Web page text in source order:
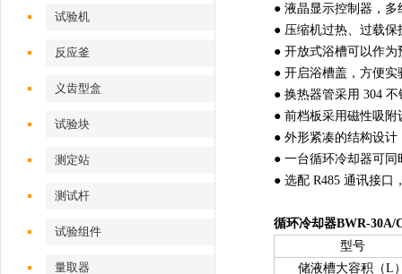
试验机‌
反应釜
义齿型盒
试验块
测定站‌
测试杆
试验组件
量取器
● 液晶显示控制器，
● 压缩机过热、过载
● 开放式浴槽可以作
● 开启浴槽盖，方便
● 换热器管采用 304
● 前档板采用磁性吸
● 外形紧凑的结构设
● 一台循环冷却器可
● 选配 R485 通讯接口
循环冷却器BWR-30A/
型号
储液槽大容积（L